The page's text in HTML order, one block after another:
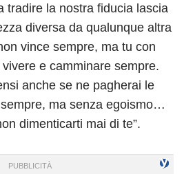
tradire la nostra fiducia lascia
diversa da qualunque altra
vince sempre, ma tu con
e camminare sempre.
anche se ne pagherai le
ma senza egoismo…
dimenticarti mai di te”.